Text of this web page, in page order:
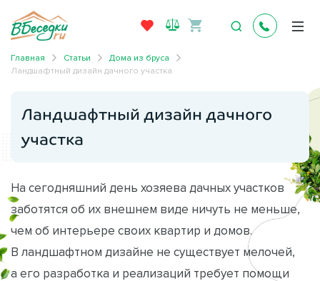
Главная Статьи
Дома из бруса
Ландшафтный дизайн дачного участка
Ландшафтный дизайн дачного
участка
На сегодняшний день хозяева дачных участков
заботятся об их внешнем виде ничуть не меньше,
чем об интерьере своих квартир и домов.
В ландшафтном дизайне не существует мелочей,
а его разработка и реализаций требует помощи